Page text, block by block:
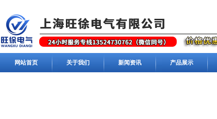
网站首页 关于我们 新闻资讯 产品展示